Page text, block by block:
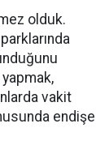
olduk.
vakit
endişe